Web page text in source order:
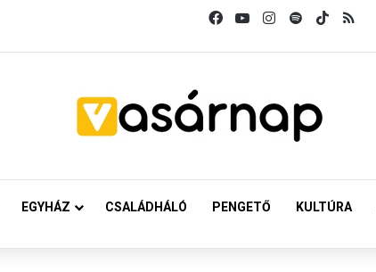
FacebookYouTubeInstagram
SpotifyTikTok
EGYHÁZ CSALÁDHÁLÓ PENGETŐ KULTÚRA